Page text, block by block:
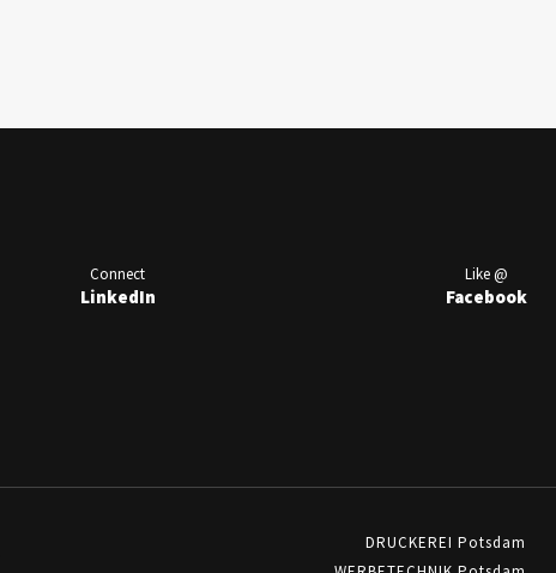
Connect
LinkedIn
Like @
Facebook
DRUCKEREI Potsdam